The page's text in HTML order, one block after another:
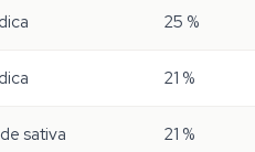
25 %
21 %
sativa 21 %